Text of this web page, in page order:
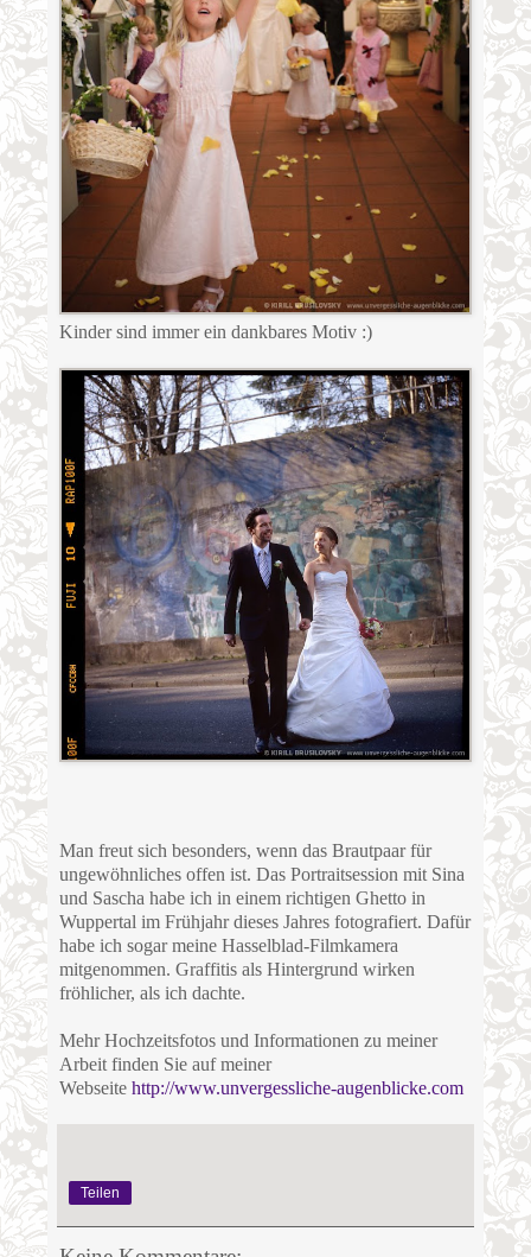
Kinder sind immer ein dankbares Motiv :)
Man freut sich besonders, wenn das Brautpaar für
ungewöhnliches offen ist. Das Portraitsession mit Sina
und Sascha habe ich in einem richtigen Ghetto in
Wuppertal im Frühjahr dieses Jahres fotografiert. Dafür
habe ich sogar meine Hasselblad-Filmkamera
mitgenommen. Graffitis als Hintergrund wirken
fröhlicher, als ich dachte.
Mehr Hochzeitsfotos und Informationen zu meiner
Arbeit finden Sie auf meiner
Webseite http://www.unvergessliche-augenblicke.com
Teilen